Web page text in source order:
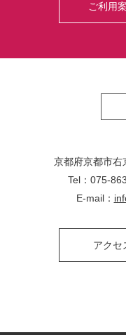
ご利用
京都府京都市右
Tel：075-
E-mail：
アクセ